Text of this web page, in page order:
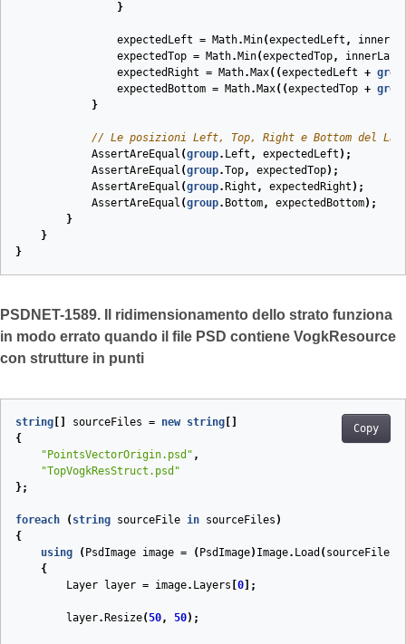
}
expectedLeft = Math. Min(expectedLeft ,
expectedTop = Math. Min(expectedTop,
expectedRight = Math. Max((expectedLeft +
expectedBottom = Math. Max((expectedTop +
}
// Le posizioni Left, Top, Right e Bottom del
AssertAreEqual (group. Left , expectedLeft );
AssertAreEqual (group.Top, expectedTop);
AssertAreEqual (group. Right , expectedRight );
AssertAreEqual (group. Bottom, expectedBottom);
}
}
}
PSDNET-1589. Il ridimensionamento dello strato funziona
in modo errato quando il file PSD contiene VogkResource
con strutture in punti
Copy
string sourceFiles = new string
{
"PointsVectorOrigin.psd" ,
"TopVogkResStruct.psd"
};
foreach ( string sourceFile in sourceFiles )
{
using
( PsdImage image = ( PsdImage) Image. Load ( sourceFile
{
Layer
layer = image. Layers 0 ];
layer. Resize(50, 50);